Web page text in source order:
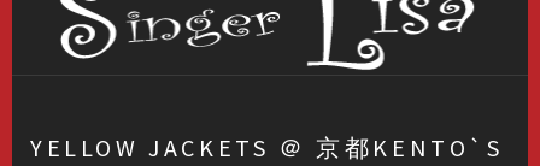
YELLOW JACKETS ＠ 京都KENTO`S